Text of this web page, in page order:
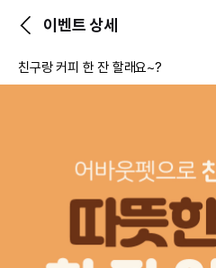
이벤트 상세
친구랑 커피 한 잔 할래요~?